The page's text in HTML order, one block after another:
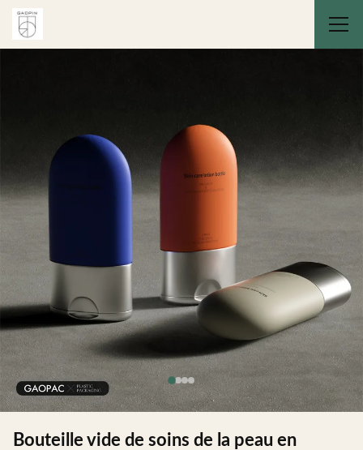
Bouteille vide de soins de la peau en